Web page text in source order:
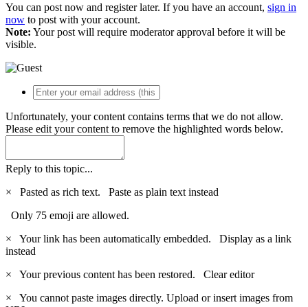
You can post now and register later. If you have an account, sign in
now to post with your account.
Note: Your post will require moderator approval before it will be
visible.
Unfortunately, your content contains terms that we do not allow.
Please edit your content to remove the highlighted words below.
Reply to this topic...
×
Pasted as rich text. Paste as plain text instead
Only 75 emoji are allowed.
×
Your link has been automatically embedded. Display as a link
instead
×
Your previous content has been restored. Clear editor
×
You cannot paste images directly. Upload or insert images from